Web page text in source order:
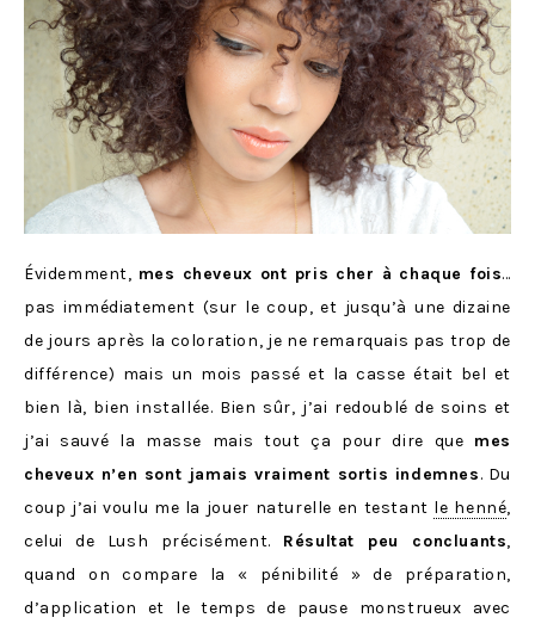
Évidemment, mes cheveux ont pris cher à chaque fois…
pas immédiatement (sur le coup, et jusqu’à une dizaine
de jours après la coloration, je ne remarquais pas trop de
différence) mais un mois passé et la casse était bel et
bien là, bien installée. Bien sûr, j’ai redoublé de soins et
j’ai sauvé la masse mais tout ça pour dire que mes
cheveux n’en sont jamais vraiment sortis indemnes. Du
coup j’ai voulu me la jouer naturelle en testant le henné,
celui de Lush précisément. Résultat peu concluants,
quand on compare la « pénibilité » de préparation,
d’application et le temps de pause monstrueux avec